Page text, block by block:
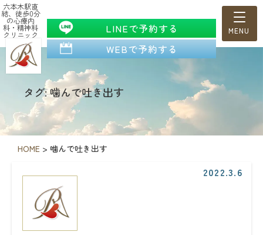
六本木駅直
結、徒歩0分
の心療内
科・精神科
クリニック
LINEで予約する
WEBで予約する
タグ: 噛んで吐き出す
HOME > 噛んで吐き出す
2022.3.6